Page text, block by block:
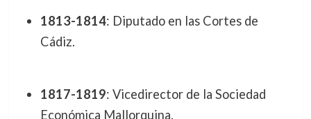
1813-1814: Diputado en las Cortes de
Cádiz.
1817-1819: Vicedirector de la Sociedad
Económica Mallorquina.